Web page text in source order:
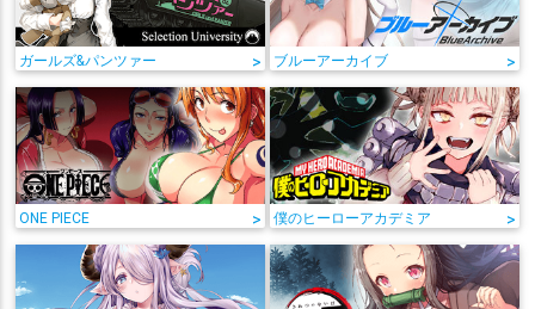
ガールズ&パンツァー > ブルーアーカイブ >
ONE PIECE > 僕のヒーローアカデミア >